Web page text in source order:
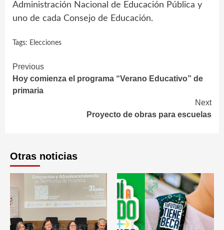
Administración Nacional de Educación Pública y
uno de cada Consejo de Educación.
Tags: Elecciones
Continue
Reading
Previous
Hoy comienza el programa “Verano Educativo” de
primaria
Next
Proyecto de obras para escuelas
Otras noticias